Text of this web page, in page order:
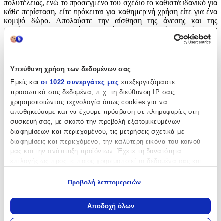
Υπεύθυνη χρήση των δεδομένων σας
Εμείς και οι 1022 συνεργάτες μας επεξεργαζόμαστε
προσωπικά σας δεδομένα, π.χ. τη διεύθυνση IP σας,
χρησιμοποιώντας τεχνολογία όπως cookies για να
αποθηκεύουμε και να έχουμε πρόσβαση σε πληροφορίες στη
συσκευή σας, με σκοπό την προβολή εξατομικευμένων
διαφημίσεων και περιεχομένου, τις μετρήσεις σχετικά με
διαφημίσεις και περιεχόμενο, την καλύτερη εικόνα του κοινού
μας και την ανάπτυξη προϊόντων. Έχετε τη δυνατότητα
Να συλλέξουμε πληροφορίες σχετικά με τη γεωγραφική
σας τοποθεσία, οι οποίες μπορεί να είναι ακριβείς σε
Προβολή λεπτομερειών
Αποδοχή όλων
πολυτέλειας, ενώ το προσεγμένο του σχέδιο το καθιστά ιδανικό για
κάθε περίσταση, είτε πρόκειται για καθημερινή χρήση είτε για ένα
κομψό δώρο. Απολαύστε την αίσθηση της άνεσης και της
ασφάλειας που προσφέρει, κρατώντας τα κλειδιά σας πάντα σε
τάξη και με στυλ.
Θέμα:
Αυτοκίνητα
Τύπος:
Μπρελόκ
Υλικό
Μαύρο
Κατασκευαστής: